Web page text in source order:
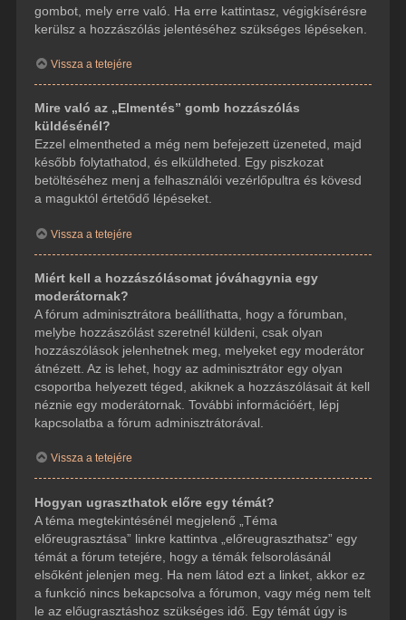
gombot, mely erre való. Ha erre kattintasz, végigkísérésre
kerülsz a hozzászólás jelentéséhez szükséges lépéseken.
Vissza a tetejére
Mire való az „Elmentés” gomb hozzászólás
küldésénél?
Ezzel elmentheted a még nem befejezett üzeneted, majd
később folytathatod, és elküldheted. Egy piszkozat
betöltéséhez menj a felhasználói vezérlőpultra és kövesd
a maguktól értetődő lépéseket.
Vissza a tetejére
Miért kell a hozzászólásomat jóváhagynia egy
moderátornak?
A fórum adminisztrátora beállíthatta, hogy a fórumban,
melybe hozzászólást szeretnél küldeni, csak olyan
hozzászólások jelenhetnek meg, melyeket egy moderátor
átnézett. Az is lehet, hogy az adminisztrátor egy olyan
csoportba helyezett téged, akiknek a hozzászólásait át kell
néznie egy moderátornak. További információért, lépj
kapcsolatba a fórum adminisztrátorával.
Vissza a tetejére
Hogyan ugraszthatok előre egy témát?
A téma megtekintésénél megjelenő „Téma
előreugrasztása” linkre kattintva „előreugraszthatsz” egy
témát a fórum tetejére, hogy a témák felsorolásánál
elsőként jelenjen meg. Ha nem látod ezt a linket, akkor ez
a funkció nincs bekapcsolva a fórumon, vagy még nem telt
le az előugrasztáshoz szükséges idő. Egy témát úgy is